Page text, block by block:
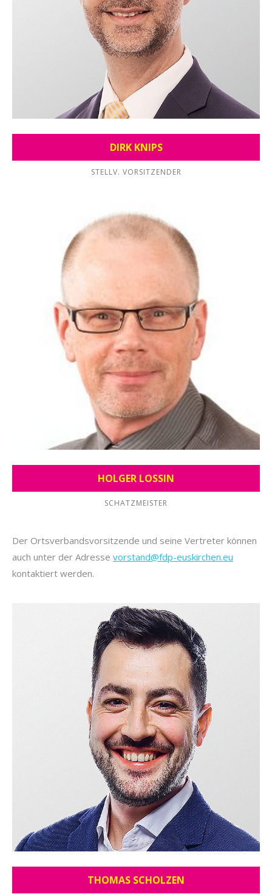
DIRK KNIPS
STELLV. VORSITZENDER
HOLGER LOSSIN
SCHATZMEISTER
Der Ortsverbandsvorsitzende und seine Vertreter können
auch unter der Adresse vorstand@fdp-euskirchen.eu
kontaktiert werden.
THOMAS SCHOLZEN